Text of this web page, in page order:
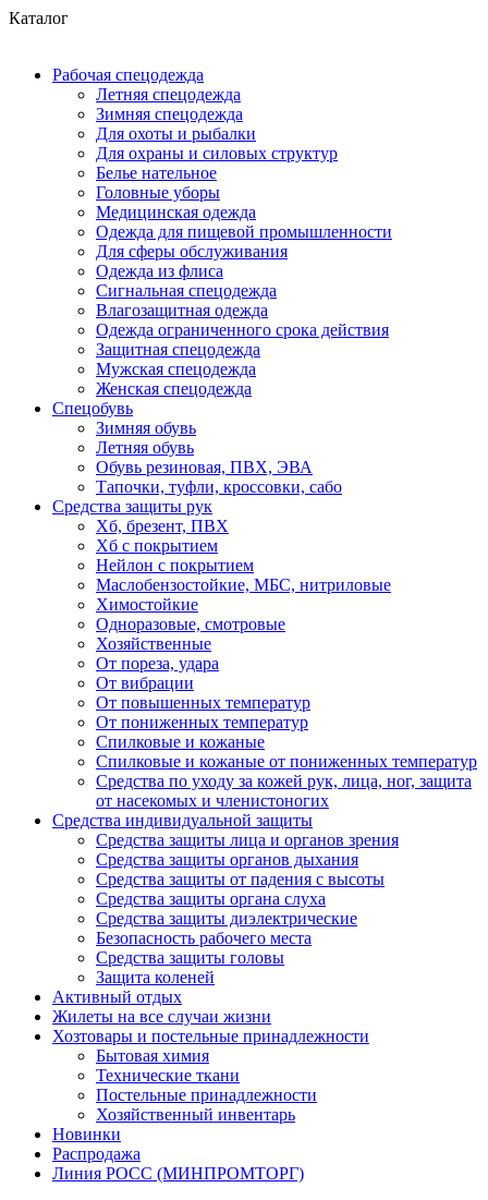
Каталог
Рабочая спецодежда
Летняя спецодежда
Зимняя спецодежда
Для охоты и рыбалки
Для охраны и силовых структур
Белье нательное
Головные уборы
Медицинская одежда
Одежда для пищевой промышленности
Для сферы обслуживания
Одежда из флиса
Сигнальная спецодежда
Влагозащитная одежда
Одежда ограниченного срока действия
Защитная спецодежда
Мужская спецодежда
Женская спецодежда
Спецобувь
Зимняя обувь
Летняя обувь
Обувь резиновая, ПВХ, ЭВА
Тапочки, туфли, кроссовки, сабо
Средства защиты рук
Хб, брезент, ПВХ
Хб с покрытием
Нейлон с покрытием
Маслобензостойкие, МБС, нитриловые
Химостойкие
Одноразовые, смотровые
Хозяйственные
От пореза, удара
От вибрации
От повышенных температур
От пониженных температур
Спилковые и кожаные
Спилковые и кожаные от пониженных температур
Средства по уходу за кожей рук, лица, ног, защита
от насекомых и членистоногих
Средства индивидуальной защиты
Средства защиты лица и органов зрения
Средства защиты органов дыхания
Средства защиты от падения с высоты
Средства защиты органа слуха
Средства защиты диэлектрические
Безопасность рабочего места
Средства защиты головы
Защита коленей
Активный отдых
Жилеты на все случаи жизни
Хозтовары и постельные принадлежности
Бытовая химия
Технические ткани
Постельные принадлежности
Хозяйственный инвентарь
Новинки
Распродажа
Линия РОСС (МИНПРОМТОРГ)